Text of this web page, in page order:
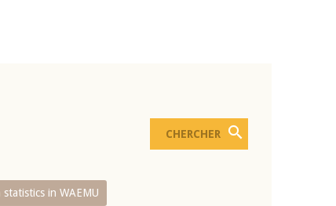
in WAEMU